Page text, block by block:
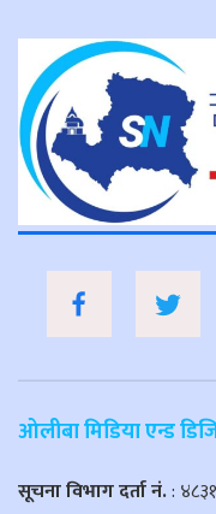
ओलीबा मिडिया एन्ड
सूचना विभाग दर्ता नं.: